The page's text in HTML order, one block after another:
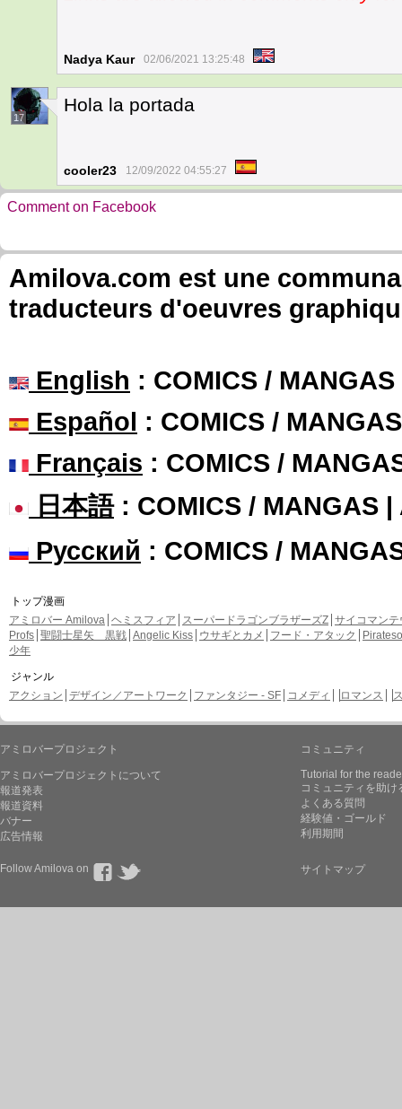
Nadya Kaur 02/06/2021 13:25:48
17
Hola la portada
cooler23 12/09/2022 04:55:27
Comment on Facebook
Amilova.com est une
traducteurs d'oeuvres
English : COMICS /
Español : COMICS /
Français : COMICS /
日本語: COMICS / MANGAS |
Русский : COMICS /
トップ漫画
アミロバー Amilova ヘミスフィア スーパードラゴンブラザーズZ サイコマンテ
Profs 聖闘士星矢 黒戦 Angelic Kiss ウサギとカメ フード・アタック
少年
ジャンル
アクション デザイン／アートワーク ファンタジー - SF コメディ ロマンス
アミロバープロジェクト
アミロバープロジェクトについて
報道発表
報道資料
バナー
広告情報
コミュニティ
Tutorial for the
コミュニティを助け
よくある質問
経験値・ゴールド
利用期間
Follow Amilova on サイトマップ